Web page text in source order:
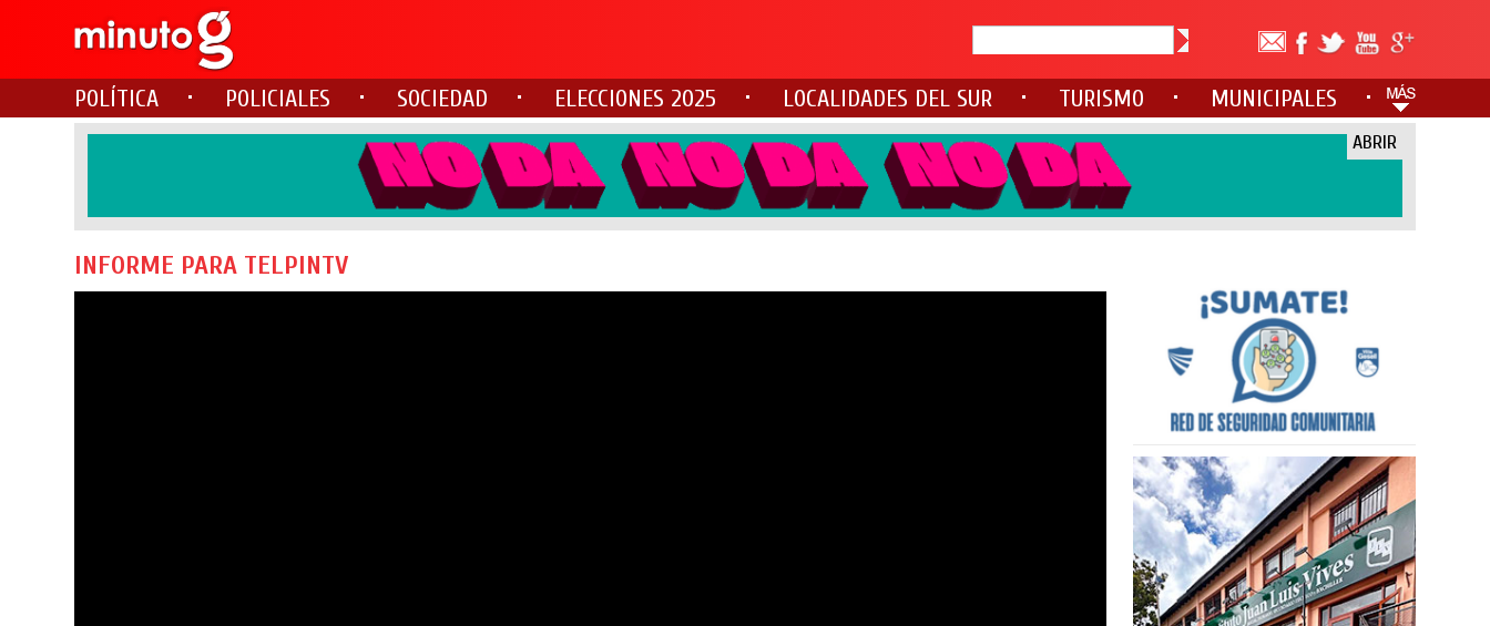
POLÍTICA POLICIALES SOCIEDAD ELECCIONES 2025 LOCALIDADES DEL SUR TURISMO MUNICIPALES
ABRIR
INFORME PARA TELPINTV